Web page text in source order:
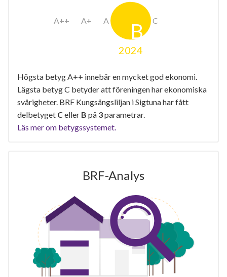
2024
Högsta betyg A++ innebär en mycket god ekonomi.
Lägsta betyg C betyder att föreningen har ekonomiska
svårigheter. BRF Kungsängsliljan i Sigtuna har fått
delbetyget Celler B på 3parametrar.
Läs mer om betygssystemet.
BRF-Analys